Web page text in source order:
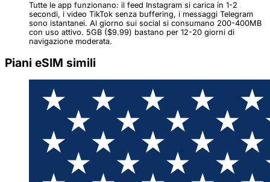
Tutte le app funzionano: il feed Instagram si carica in 1-2
secondi, i video TikTok senza buffering, i messaggi Telegram
sono istantanei. Al giorno sui social si consumano 200-400MB
con uso attivo. 5GB ($9.99) bastano per 12-20 giorni di
navigazione moderata.
Piani eSIM simili